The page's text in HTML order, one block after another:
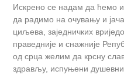
Искрено се надам да ћемо и
да радимо на очувању и
циљева, заједничких
праведније и снажније
од срца желим да крсну
здрављу, испуњени